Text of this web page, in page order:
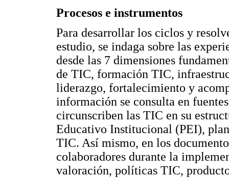
Procesos e instrumentos
Para desarrollar los ciclos y
estudio, se indaga sobre las
desde las 7 dimensiones
de TIC, formación TIC,
liderazgo, fortalecimiento y
información se consulta en
circunscriben las TIC en su
Educativo Institucional (PEI),
TIC. Así mismo, en los
colaboradores durante la
valoración, políticas TIC,